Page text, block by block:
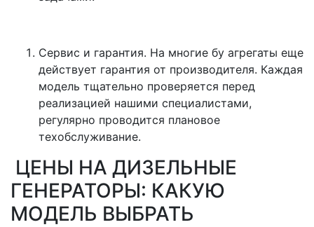
Сервис и гарантия. На многие бу агрегаты еще
действует гарантия от производителя. Каждая
модель тщательно проверяется перед
реализацией нашими специалистами,
регулярно проводится плановое
техобслуживание.
ЦЕНЫ НА ДИЗЕЛЬНЫЕ
ГЕНЕРАТОРЫ: КАКУЮ
МОДЕЛЬ ВЫБРАТЬ